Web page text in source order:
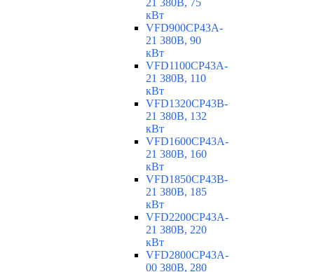
21 380В, 75
кВт
VFD900CP43A-
21 380В, 90
кВт
VFD1100CP43A-
21 380В, 110
кВт
VFD1320CP43B-
21 380В, 132
кВт
VFD1600CP43A-
21 380В, 160
кВт
VFD1850CP43B-
21 380В, 185
кВт
VFD2200CP43A-
21 380В, 220
кВт
VFD2800CP43A-
00 380В, 280